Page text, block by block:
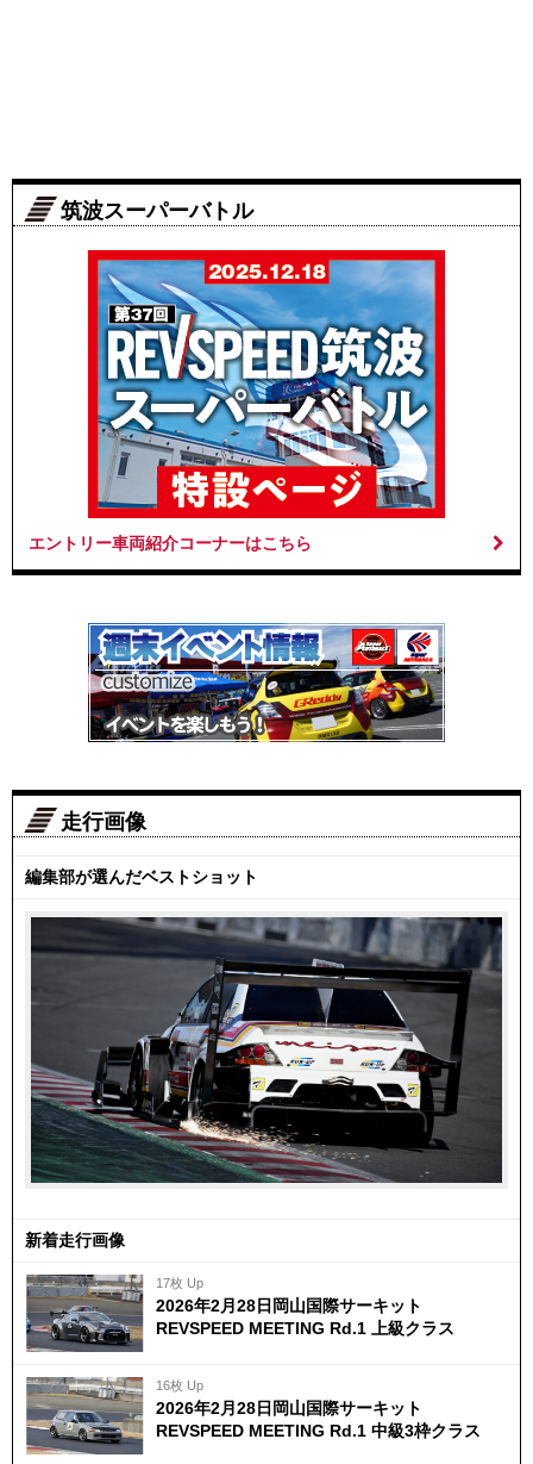
筑波スーパーバトル
エントリー車両紹介コーナーはこちら
走行画像
編集部が選んだベストショット
新着走行画像
17枚 Up
2026年2月28日岡山国際サーキット
REVSPEED MEETING Rd.1 上級クラス
16枚 Up
2026年2月28日岡山国際サーキット
REVSPEED MEETING Rd.1 中級3枠クラス